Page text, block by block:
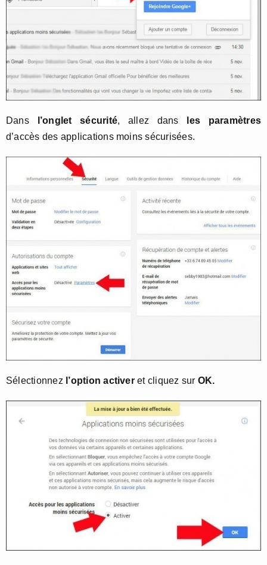
Dansl’onglet sécurité, allez dans
les paramètres
d’accès des applications moins sécurisées.
Sélectionnez l’option activeret cliquez sur OK.